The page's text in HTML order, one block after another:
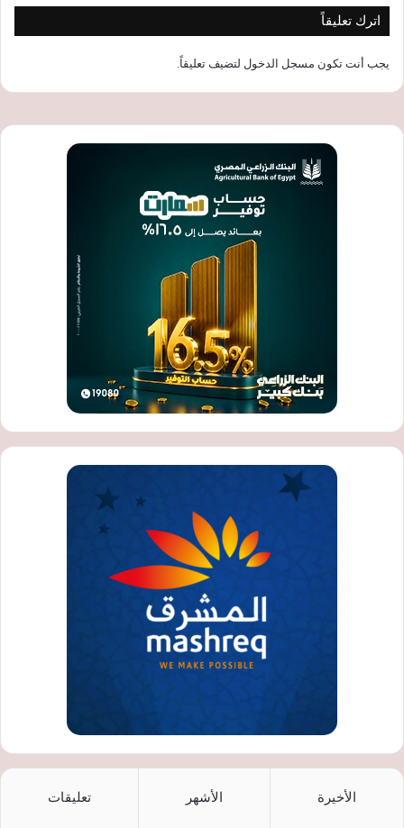
اترك تعليقاً
يجب أنت تكون مسجل الدخول لتضيف تعليقاً.
الأخيرة الأشهر تعليقات